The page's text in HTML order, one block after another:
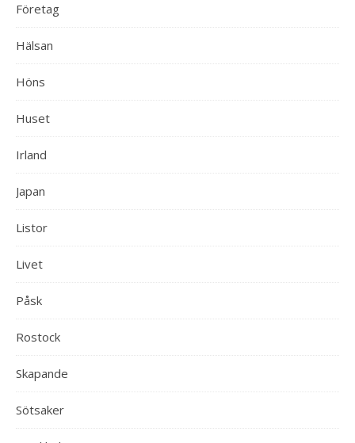
Företag
Hälsan
Höns
Huset
Irland
Japan
Listor
Livet
Påsk
Rostock
Skapande
Sötsaker